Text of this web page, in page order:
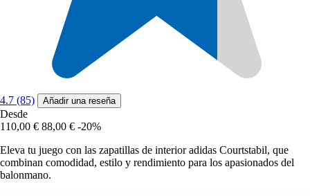
4.7 (85) Añadir una reseña
Desde
110,00 € 88,00 € -20%
Eleva tu juego con las zapatillas de interior adidas Courtstabil, que
combinan comodidad, estilo y rendimiento para los apasionados del
balonmano.